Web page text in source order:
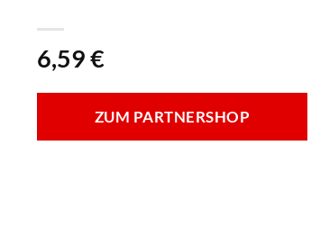
6,59€
ZUM PARTNERSHOP